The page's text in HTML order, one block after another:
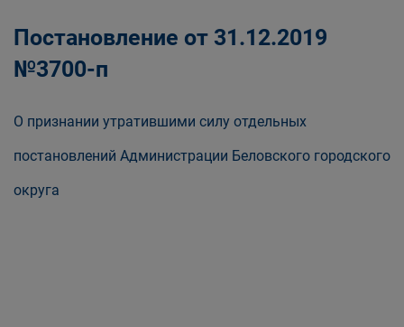
Постановление от 31.12.2019
№3700-п
О признании утратившими силу отдельных
постановлений Администрации Беловского городского
округа